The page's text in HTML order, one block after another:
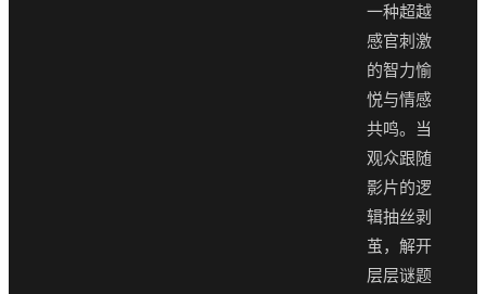
一种超越
感官刺激
的智力愉
悦与情感
共鸣。当
观众跟随
影片的逻
辑抽丝剥
茧，解开
层层谜题